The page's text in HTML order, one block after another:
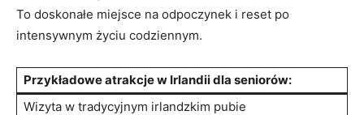
To doskonałe miejsce na odpoczynek ⁤i reset po
intensywnym⁢ życiu codziennym.
Przykładowe atrakcje w Irlandii dla seniorów:
Wizyta w tradycyjnym irlandzkim pubie